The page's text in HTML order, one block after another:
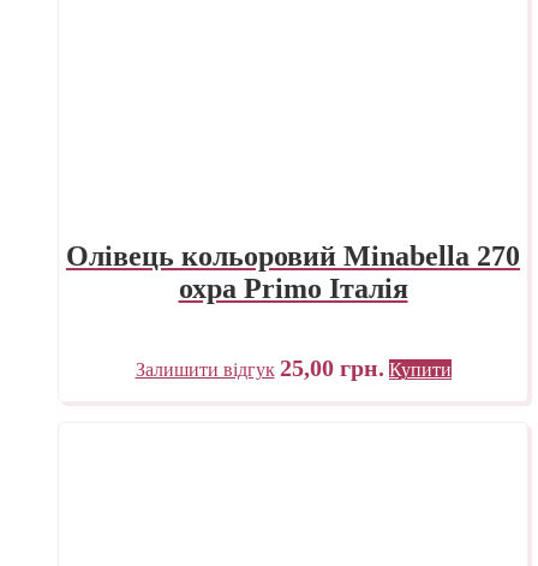
Олівець кольоровий Minabella 270
охра Primo Італія
Залишити відгук 25,00 грн. Купити